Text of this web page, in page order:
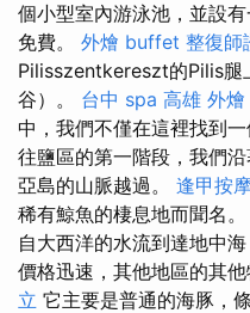
個小型室內游泳池，並設
免費。 外燴 buffet 整復師
Pilisszentkereszt的Pilis腿
谷）。 台中 spa 高雄 外燴
中，我們不僅在這裡找到
往鹽區的第一階段，我們
亞島的山脈越過。 逢甲按
稀有鯨魚的棲息地而聞名。
自大西洋的水流到達地中
價格迅速，其他地區的其
立 它主要是普通的海豚，